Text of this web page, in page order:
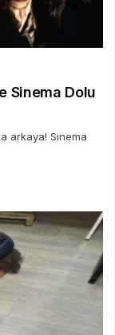
Sinema Dolu
arkaya! Sinema